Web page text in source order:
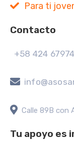
Para ti
Contacto
+58 424
Calle 89B con
Tu apoyo es